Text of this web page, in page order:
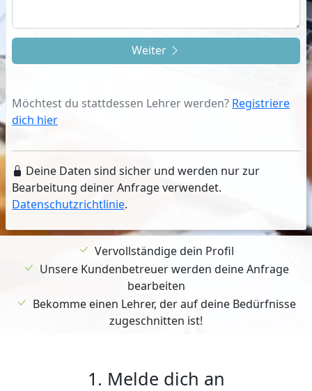
Weiter
Möchtest du stattdessen Lehrer werden? Registriere
dich hier
Deine Daten sind sicher und werden nur zur
Bearbeitung deiner Anfrage verwendet.
Datenschutzrichtlinie.
Vervollständige dein Profil
Unsere Kundenbetreuer werden deine Anfrage
bearbeiten
Bekomme einen Lehrer, der auf deine Bedürfnisse
zugeschnitten ist!
1. Melde dich an